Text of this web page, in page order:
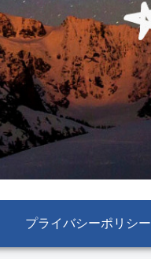
プライバシーポリシー